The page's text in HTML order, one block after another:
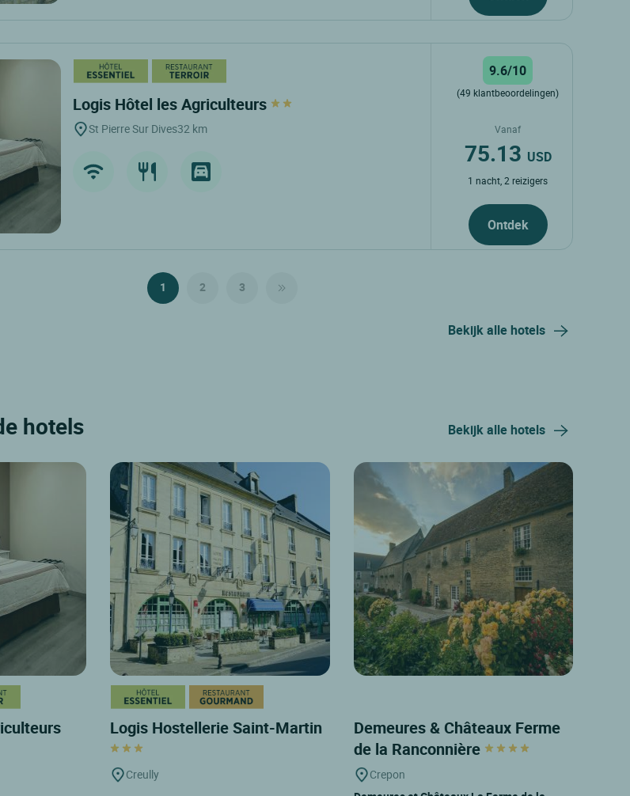
Logis Hôtel les Agriculteurs
St Pierre Sur Dives32 km
9.6/10
(49 klantbeoordelingen)
Vanaf
75.13 USD
1 nacht, 2 reizigers
Ontdek
1 2 3
Bekijk alle hotels
hotels Bekijk alle hotels
Logis Hostellerie Saint-Martin
Creully
Demeures & Châteaux Ferme
de la Ranconnière
Crepon